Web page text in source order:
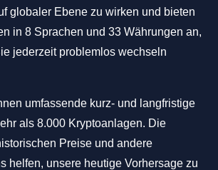
globaler Ebene zu wirken und bieten
in 8 Sprachen und 33 Währungen an,
jederzeit problemlos wechseln
umfassende kurz- und langfristige
als 8.000 Kryptoanlagen. Die
Preise und andere
helfen, unsere heutige Vorhersage zu